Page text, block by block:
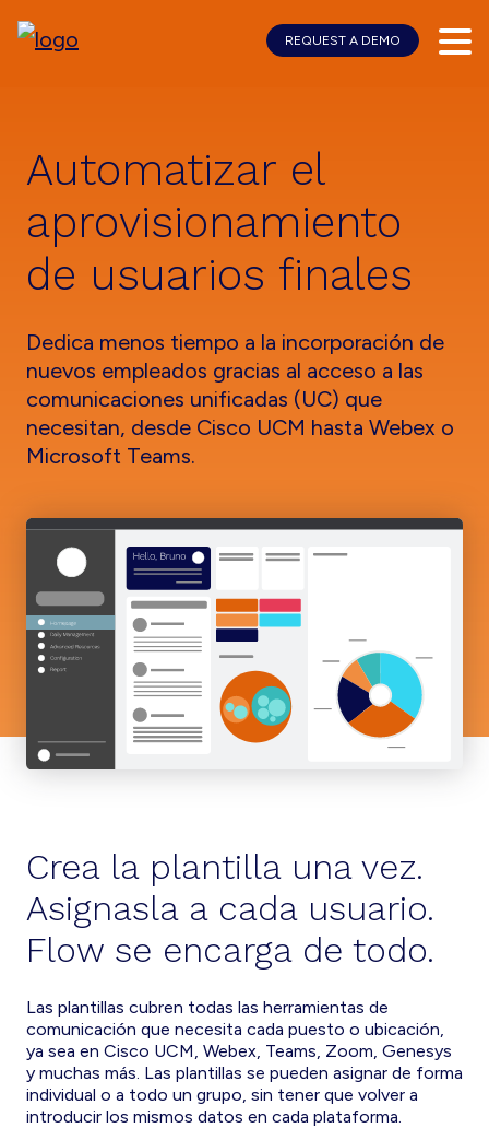
Automatizar el
aprovisionamiento
de usuarios finales
Dedica menos tiempo a la incorporación de
nuevos empleados gracias al acceso a las
comunicaciones unificadas (UC) que
necesitan, desde Cisco UCM hasta Webex o
Microsoft Teams.
Crea la plantilla una vez.
Asignasla a cada usuario.
Flow se encarga de todo.
Las plantillas cubren todas las herramientas de
comunicación que necesita cada puesto o ubicación,
ya sea en Cisco UCM, Webex, Teams, Zoom, Genesys
y muchas más. Las plantillas se pueden asignar de forma
individual o a todo un grupo, sin tener que volver a
introducir los mismos datos en cada plataforma.
REQUEST A DEMO